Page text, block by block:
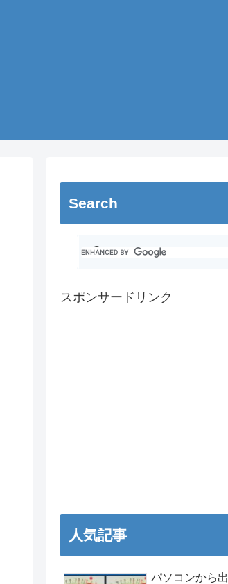
Search
スポンサードリンク
人気記事
パソコンから